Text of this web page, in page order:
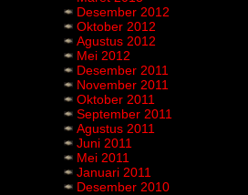
Desember 2012
Oktober 2012
Agustus 2012
Mei 2012
Desember 2011
November 2011
Oktober 2011
September 2011
Agustus 2011
Juni 2011
Mei 2011
Januari 2011
Desember 2010